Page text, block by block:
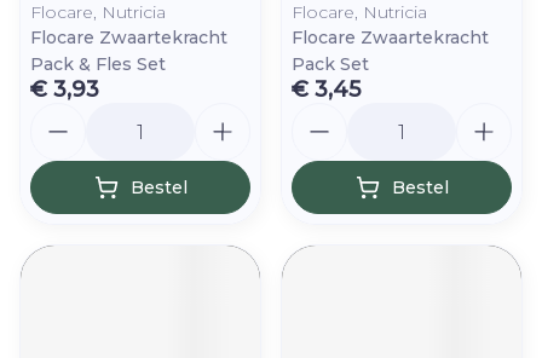
Flocare, Nutricia
Flocare Zwaartekracht
Pack & Fles Set
€ 3,93
Bestel
Flocare, Nutricia
Flocare Zwaartekracht
Pack Set
€ 3,45
Bestel